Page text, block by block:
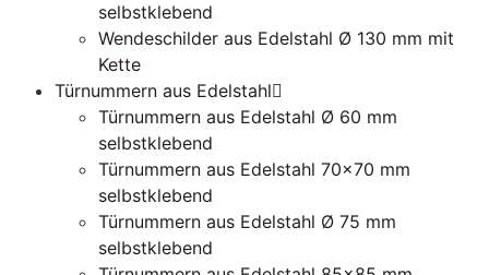
selbstklebend
Wendeschilder aus Edelstahl Ø 130 mm mit
Kette
Türnummern aus Edelstahl
Türnummern aus Edelstahl Ø 60 mm
selbstklebend
Türnummern aus Edelstahl 70×70 mm
selbstklebend
Türnummern aus Edelstahl Ø 75 mm
selbstklebend